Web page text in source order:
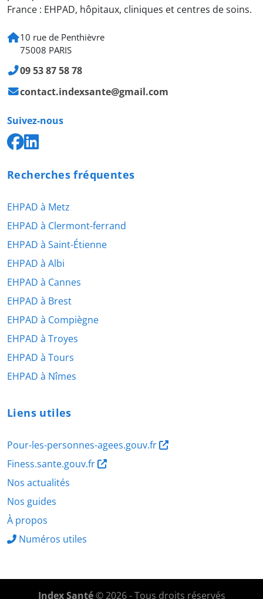
France : EHPAD, hôpitaux, cliniques et centres de soins.
10 rue de Penthièvre
75008 PARIS
09 53 87 58 78
contact.indexsante@gmail.com
Suivez-nous
Recherches fréquentes
EHPAD à Metz
EHPAD à Clermont-ferrand
EHPAD à Saint-Étienne
EHPAD à Albi
EHPAD à Cannes
EHPAD à Brest
EHPAD à Compiègne
EHPAD à Troyes
EHPAD à Tours
EHPAD à Nîmes
Liens utiles
Pour-les-personnes-agees.gouv.fr
Finess.sante.gouv.fr
Nos actualités
Nos guides
À propos
Numéros utiles
Index Santé© 2026 - Tous droits réservés